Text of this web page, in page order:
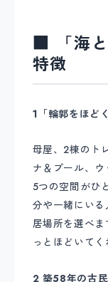
■ 「海
特徴
1「輪郭をほど
母屋、2棟のト
ナ＆プール、ウ
5つの空間がひ
分や一緒にい
居場所を選べ
っとほどいてく
2 築58年の古民